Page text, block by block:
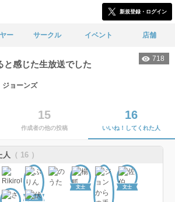
新規登録・ログイン
ー サークル イベント 店舗
718
と感じた生放送でした
ジョーンズ
15
作成者の他の投稿
16
いいね！してくれた人
人 （ 16 ）
文士
文士 文士